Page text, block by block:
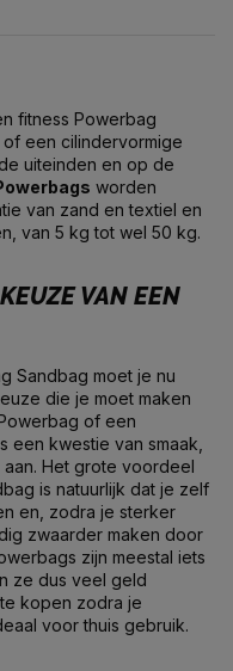
fitness Powerbag
een cilindervormige
uiteinden en op de
worden
van zand en textiel en
van 5 kg tot wel 50 kg.
VAN EEN
Sandbag moet je nu
die je moet maken
of een
kwestie van smaak,
Het grote voordeel
is natuurlijk dat je zelf
en, zodra je sterker
zwaarder maken door
zijn meestal iets
ze dus veel geld
kopen zodra je
voor thuis gebruik.